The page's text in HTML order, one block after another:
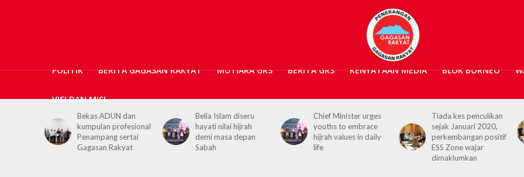
POLITIK BERITA GAGASAN RAKYAT MUTIARA GRS BERITA GRS KENYATAAN MEDIA BLOK BORNEO
VISI DAN MISI
Belia Islam diseru
hayati nilai hijrah
demi masa depan
Sabah
Chief Minister urges
youths to embrace
hijrah values in daily
life
Tiada kes penculikan
sejak Januari 2020,
perkembangan positif
ESS Zone wajar
No kidnap-for-
ransom cases since
2020, Hajiji credits
Security Agencies